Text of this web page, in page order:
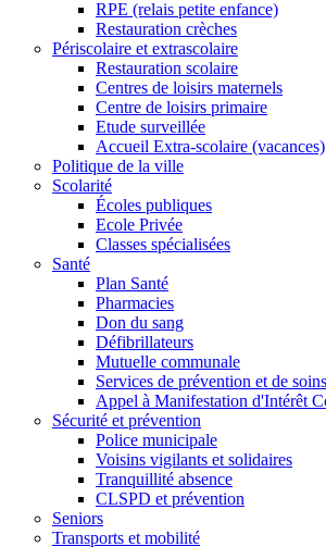
RPE (relais petite enfance)
Restauration crèches
Périscolaire et extrascolaire
Restauration scolaire
Centres de loisirs maternels
Centre de loisirs primaire
Etude surveillée
Accueil Extra-scolaire (vacances)
Politique de la ville
Scolarité
Écoles publiques
Ecole Privée
Classes spécialisées
Santé
Plan Santé
Pharmacies
Don du sang
Défibrillateurs
Mutuelle communale
Services de prévention et de
Appel à Manifestation d'Intérêt
Sécurité et prévention
Police municipale
Voisins vigilants et solidaires
Tranquillité absence
CLSPD et prévention
Seniors
Transports et mobilité